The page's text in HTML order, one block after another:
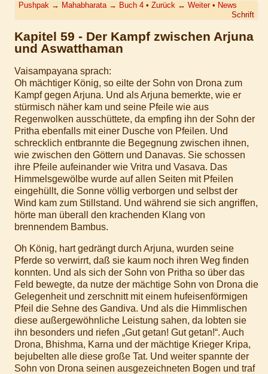
Pushpak → Mahabharata → Buch 4 •Zurück ↔ Weiter• News
Schrift
Kapitel 59 - Der Kampf zwischen Arjuna
und Aswatthaman
Vaisampayana sprach:
Oh mächtiger König, so eilte der Sohn von Drona zum
Kampf gegen Arjuna. Und als Arjuna bemerkte, wie er
stürmisch näher kam und seine Pfeile wie aus
Regenwolken ausschüttete, da empfing ihn der Sohn der
Pritha ebenfalls mit einer Dusche von Pfeilen. Und
schrecklich entbrannte die Begegnung zwischen ihnen,
wie zwischen den Göttern und Danavas. Sie schossen
ihre Pfeile aufeinander wie Vritra und Vasava. Das
Himmelsgewölbe wurde auf allen Seiten mit Pfeilen
eingehüllt, die Sonne völlig verborgen und selbst der
Wind kam zum Stillstand. Und während sie sich angriffen,
hörte man überall den krachenden Klang von
brennendem Bambus.
Oh König, hart gedrängt durch Arjuna, wurden seine
Pferde so verwirrt, daß sie kaum noch ihren Weg finden
konnten. Und als sich der Sohn von Pritha so über das
Feld bewegte, da nutze der mächtige Sohn von Drona die
Gelegenheit und zerschnitt mit einem hufeisenförmigen
Pfeil die Sehne des Gandiva. Und als die Himmlischen
diese außergewöhnliche Leistung sahen, da lobten sie
ihn besonders und riefen „Gut getan! Gut getan!“. Auch
Drona, Bhishma, Karna und der mächtige Krieger Kripa,
bejubelten alle diese große Tat. Und weiter spannte der
Sohn von Drona seinen ausgezeichneten Bogen und traf